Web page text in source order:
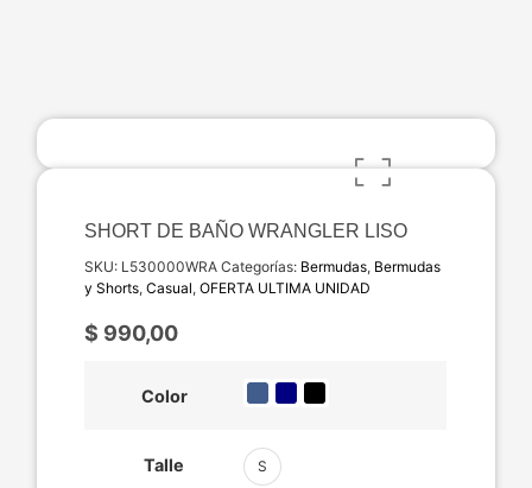
SHORT DE BAÑO WRANGLER LISO
SKU: L530000WRA Categorías: Bermudas, Bermudas
y Shorts,Casual,OFERTA ULTIMA UNIDAD
$ 990,00
Color
Talle S